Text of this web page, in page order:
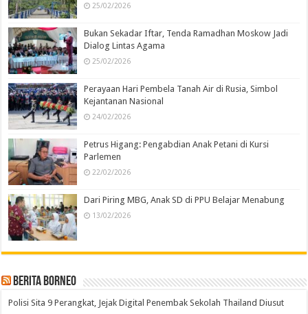
25/02/2026
Bukan Sekadar Iftar, Tenda Ramadhan Moskow Jadi
Dialog Lintas Agama
25/02/2026
Perayaan Hari Pembela Tanah Air di Rusia, Simbol
Kejantanan Nasional
24/02/2026
Petrus Higang: Pengabdian Anak Petani di Kursi
Parlemen
22/02/2026
Dari Piring MBG, Anak SD di PPU Belajar Menabung
13/02/2026
Berita Borneo
Polisi Sita 9 Perangkat, Jejak Digital Penembak Sekolah Thailand Diusut